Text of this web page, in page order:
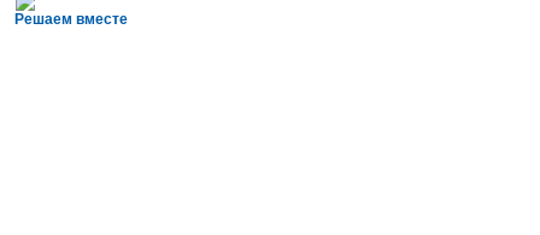
Решаем вместе